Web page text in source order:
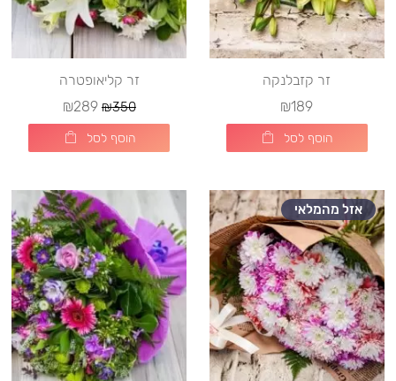
זר קזבלנקה
₪189
הוסף לסל
זר קליאופטרה
₪350
₪289
הוסף לסל
אזל מהמלאי